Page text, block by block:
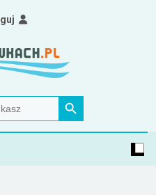
narciarstwa biegowego
Search Button